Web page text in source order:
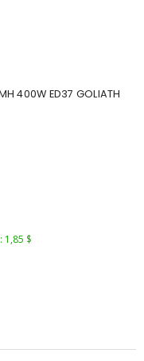
400W ED37 GOLIATH
1,85 $